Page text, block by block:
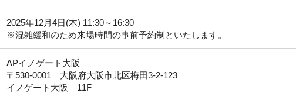
2025年12月4日(木) 11:30～16:30
※混雑緩和のため来場時間の事前予約制といたします。
APイノゲート大阪
〒530-0001 大阪府大阪市北区梅田3-2-123
イノゲート大阪 11F